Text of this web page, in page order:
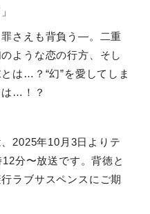
さえも背負う—。二重
ような恋の行方、そし
は…？“幻”を愛してしま
は…！？
2025年10 月 3日よりテ
12分〜放送です。背徳と
ラブサスペンスにご期